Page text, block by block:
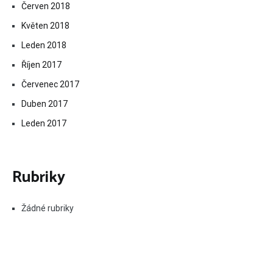
Červen 2018
Květen 2018
Leden 2018
Říjen 2017
Červenec 2017
Duben 2017
Leden 2017
Rubriky
Žádné rubriky